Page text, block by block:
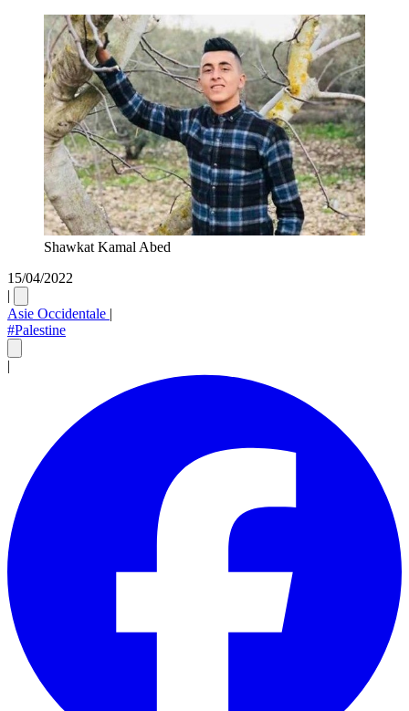
Shawkat Kamal Abed
15/04/2022
|
Asie Occidentale |
#Palestine
|